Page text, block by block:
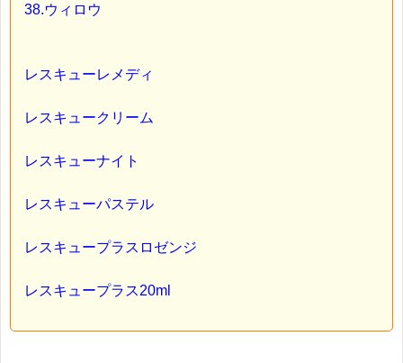
38.ウィロウ
レスキューレメディ
レスキュークリーム
レスキューナイト
レスキューパステル
レスキュープラスロゼンジ
レスキュープラス20ml